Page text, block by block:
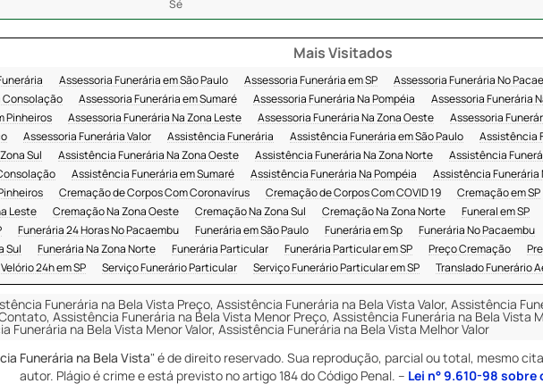
Sé
Mais Visitados
Assessoria Funerária em São Paulo Assessoria Funerária em SP Assessoria Funerária No
Consolação
Assessoria Funerária em Sumaré Assessoria Funerária Na Pompéia Assessoria Funerária
Pinheiros
Assessoria Funerária Na Zona Leste Assessoria Funerária Na Zona Oeste Assessoria
Assessoria Funerária Valor Assistência Funerária Assistência Funerária em São Paulo Assistência
Sul
Assistência Funerária Na Zona Oeste Assistência Funerária Na Zona Norte Assistência
Assistência Funerária em Sumaré Assistência Funerária Na Pompéia Assistência Funerária
Cremação de Corpos Com Coronavírus Cremação de Corpos Com COVID 19 Cremação em SP
Leste
Cremação Na Zona Oeste Cremação Na Zona Sul Cremação Na Zona Norte Funeral em SP
Funerária 24 Horas No Pacaembu Funerária em São Paulo Funerária em Sp Funerária No Pacaembu
Sul
Funerária Na Zona Norte Funerária Particular Funerária Particular em SP Preço Cremação
24h em SP
Serviço Funerário Particular Serviço Funerário Particular em SP Translado Funerário
Funerária na Bela Vista Preço, Assistência Funerária na Bela Vista Valor, Assistência
Assistência Funerária na Bela Vista Menor Preço, Assistência Funerária na Bela Vista
Funerária na Bela Vista Menor Valor, Assistência Funerária na Bela Vista Melhor Valor
Funerária na Bela Vista" é de direito reservado. Sua reprodução, parcial ou total, mesmo
autor. Plágio é crime e está previsto no artigo 184 do Código Penal. – Lei n° 9.610-98